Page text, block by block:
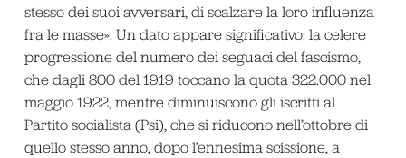
stesso dei suoi avversari, di scalzare la loro influenza
fra le masse». Un dato appare significativo: la celere
progressione del numero dei seguaci del fascismo,
che dagli 800 del 1919 toccano la quota 322.000 nel
maggio 1922, mentre diminuiscono gli iscritti al
Partito socialista (Psi), che si riducono nell’ottobre di
quello stesso anno, dopo l’ennesima scissione, a